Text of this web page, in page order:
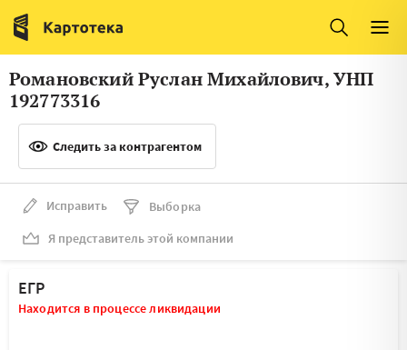
Италия
Люксембург
Литва
Латвия
Словения
Франция
Швеция
Мальта
Романовский Руслан Михайлович, УНП
192773316
Следить за контрагентом
Исправить
Выборка
Я представитель этой компании
ЕГР
Находится в процессе ликвидации